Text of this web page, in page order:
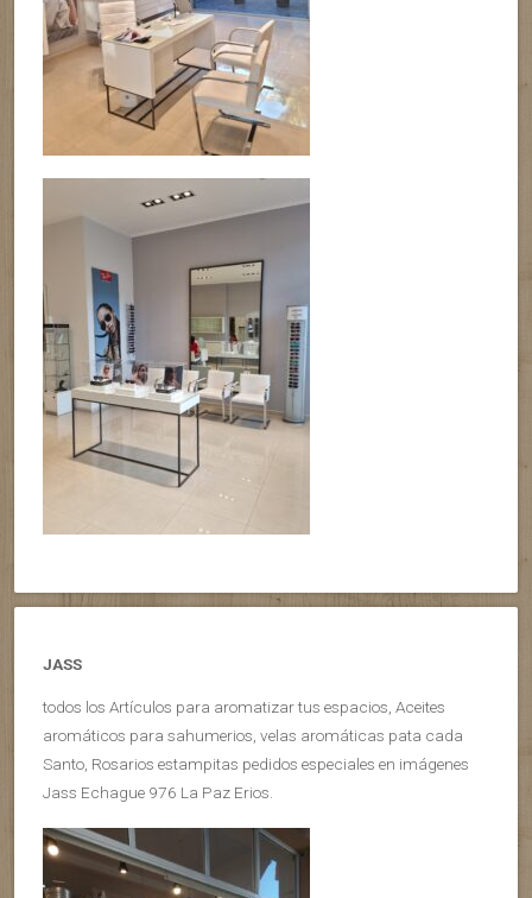
JASS
todos los Artículos para aromatizar tus espacios, Aceites
aromáticos para sahumerios, velas aromáticas pata cada
Santo, Rosarios estampitas pedidos especiales en imágenes
Jass Echague 976 La Paz Erios.